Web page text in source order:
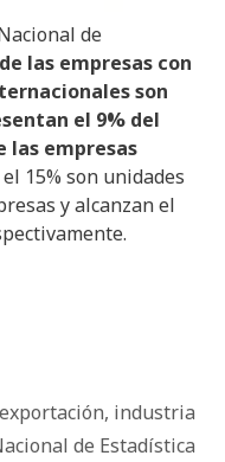
de
las empresas con
son
el 9% del
las empresas
15% son unidades
y alcanzan el
exportación, industria
de Estadística